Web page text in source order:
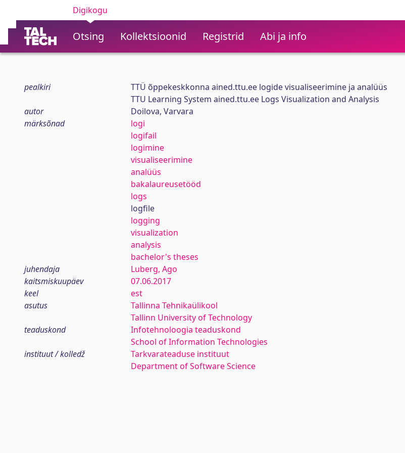
Digikogu
Otsing Kollektsioonid Registrid Abi ja info
pealkiri
TTÜ õppekeskkonna ained.ttu.ee logide visualiseerimine ja analüüs
TTU Learning System ained.ttu.ee Logs Visualization and Analysis
autor
Doilova, Varvara
märksõnad
logi
logifail
logimine
visualiseerimine
analüüs
bakalaureusetööd
logs
logfile
logging
visualization
analysis
bachelor's theses
juhendaja
Luberg, Ago
kaitsmiskuupäev
07.06.2017
keel
est
asutus
Tallinna Tehnikaülikool
Tallinn University of Technology
teaduskond
Infotehnoloogia teaduskond
School of Information Technologies
instituut / kolledž
Tarkvarateaduse instituut
Department of Software Science